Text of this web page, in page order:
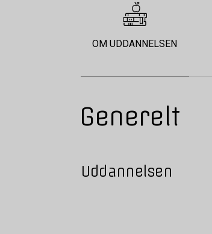
OM UDDANNELSEN
Generelt
Uddannelsen